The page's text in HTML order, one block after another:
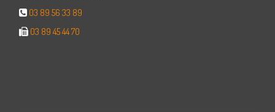
03 89 56 33 89
03 89 45 44 70